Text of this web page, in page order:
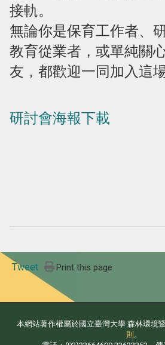
接軌。
無論你是保育工作者、
教育從業者，或單純關
友，都歡迎一同加入這
研討會海報下載
Tweet Print this page
本網站著作權屬於國立臺灣大學 森林環境
則 。